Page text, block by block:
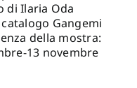
di Ilaria Oda
Gangemi
della mostra:
13 novembre